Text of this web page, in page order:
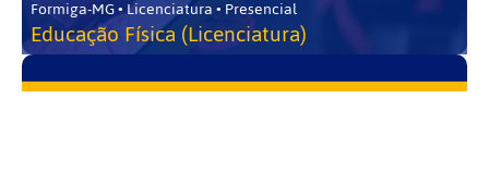
Formiga-MG • Licenciatura • Presencial
Educação Física (Licenciatura)